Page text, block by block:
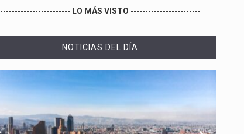
------------------------ LO MÁS VISTO ------------------------
NOTICIAS DEL DÍA